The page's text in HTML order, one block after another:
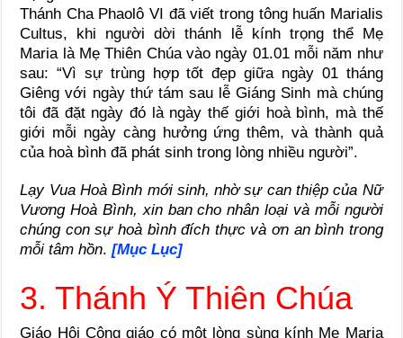
Thánh Cha Phaolô VI đã viết trong tông huấn Marialis
Cultus, khi người dời thánh lễ kính trọng thể Mẹ
Maria là Mẹ Thiên Chúa vào ngày 01.01 mỗi năm như
sau: “Vì sự trùng hợp tốt đẹp giữa ngày 01 tháng
Giêng với ngày thứ tám sau lễ Giáng Sinh mà chúng
tôi đã đặt ngày đó là ngày thế giới hoà bình, mà thế
giới mỗi ngày càng hưởng ứng thêm, và thành quả
của hoà bình đã phát sinh trong lòng nhiều người”.
Lạy Vua Hoà Bình mới sinh, nhờ sự can thiệp của Nữ
Vương Hoà Bình, xin ban cho nhân loại và mỗi người
chúng con sự hoà bình đích thực và ơn an bình trong
mỗi tâm hồn.[Mục Lục]
3. Thánh Ý Thiên Chúa
Giáo Hội Công giáo có một lòng sùng kính Mẹ Maria